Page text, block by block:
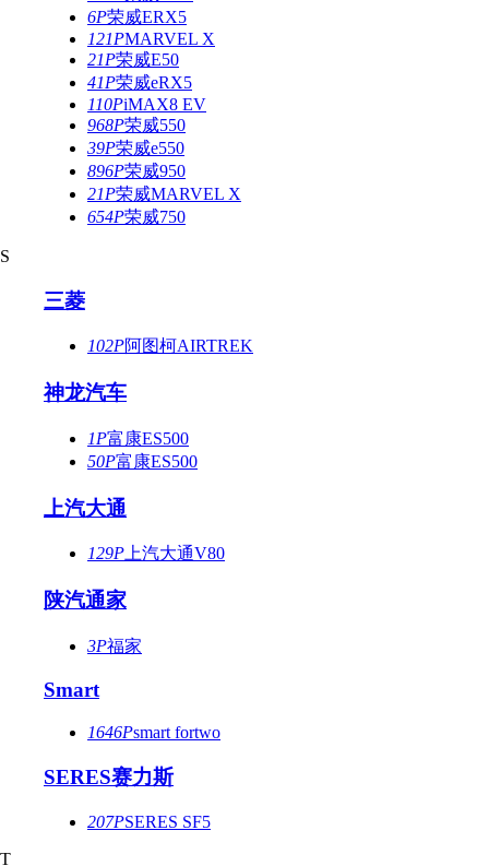
6P荣威ERX5
121PMARVEL X
21P荣威E50
41P荣威eRX5
110PiMAX8 EV
968P荣威550
39P荣威e550
896P荣威950
21P荣威MARVEL X
654P荣威750
S
三菱
102P阿图柯AIRTREK
神龙汽车
1P富康ES500
50P富康ES500
上汽大通
129P 上汽大通V80
陕汽通家
3P福家
Smart
1646Psmart fortwo
SERES赛力斯
207PSERES SF5
T